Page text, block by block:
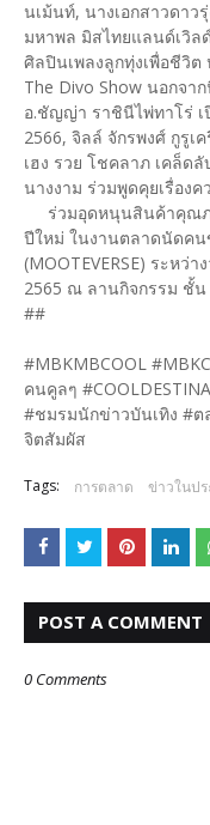
นเม้นท์, นางเอกสาวดา
มหาพล มิสไทยแลนด์เวิล
ศิลปินเพลงลูกทุ่งเพื่อชีวิ
The Divo Show นอกจา
อ.ชัญญ่า ราชินีไพ่ทาโร่ เ
2566, จิลล์ จักรพงศ์ กูรูเ
เฮง รวย โชคลาภ เคล็ด
นางงาม ร่วมพูดคุยเรื่อง
ร่วมอุดหนุนสินค้าคุณภา
ปีใหม่ ในงานตลาดนัดคน
(MOOTEVERSE) ระหว่
2565 ณ ลานกิจกรรม ชั้น
##
#MBKMBCOOL
คนคูลๆ
#ชมรมนักข่าวบันเทิง #ต
จิตสัมผัส
Tags: การตลาด ข่าวในปร
POST A COMMENT
0 Comments